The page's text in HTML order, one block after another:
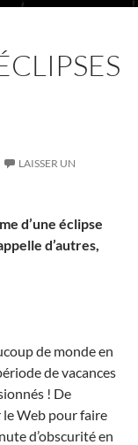
LAISSER UN
d’une éclipse
d’autres,
de monde en
de vacances
! De
Web pour faire
d’obscurité en